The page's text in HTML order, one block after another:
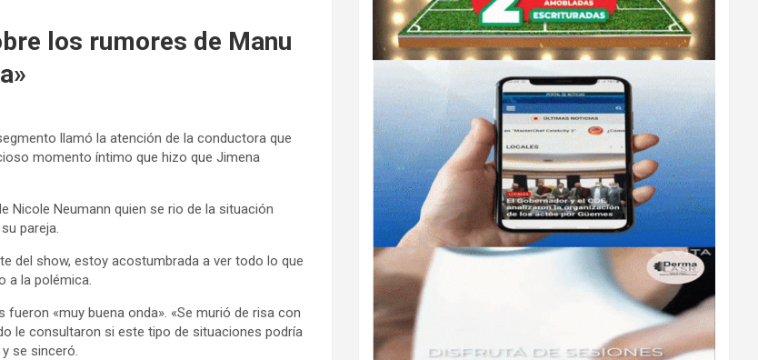
los rumores de Manu
llamó la atención de la conductora que
momento íntimo que hizo que Jimena
Nicole Neumann quien se rio de la situación
pareja.
del show, estoy acostumbrada a ver todo lo que
a la polémica.
«muy buena onda». «Se murió de risa con
le consultaron si este tipo de situaciones podría
se sinceró.